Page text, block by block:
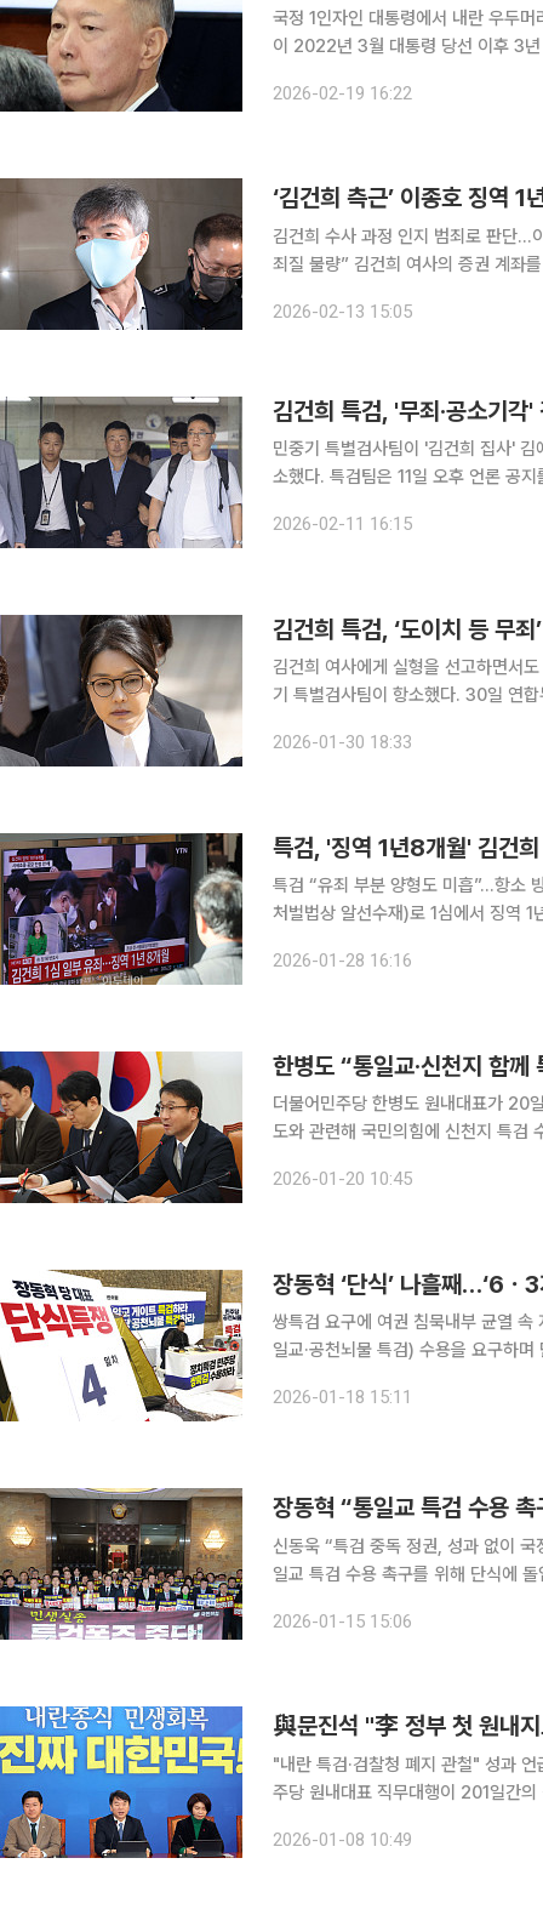
국정 1인자인 대통령에서 내란 우두
이 2022년 3월 대통령 당선 이후 3년 9개월 만에
에도 국정원을 압수수색했고, 이후 수
2026-02-19 16:22
‘김건희 측근’ 이종호 징역
김건희 수사 과정 인지 범죄로 판단…
죄질 불량” 김건희 여사의 증권 계좌를 관리했던 이종호 전 블랙펄인베스트 대표가 재판 청탁 명목
사 과정에서 확보한 증거의 증거능력
2026-02-13 15:05
김건희 특검, '무죄·공소기각
민중기 특별검사팀이 '김건희 집사'
소했다. 특검팀은 11일 오후 언론 공지를 통해 "김 씨의 특정경제범죄가중처벌등에관한법률위반(횡
한 절차 없이 인출해 개인적인 용도로
2026-02-11 16:15
김건희 특검, ‘도이치 등 무죄
김건희 여사에게 실형을 선고하면서
기 특별검사팀이 항소했다. 30일 연합뉴스에 따르면 특검팀은 입장문을 통해 “무죄 부분에 대한 1
2026-01-30 18:33
특검, '징역 1년8개월' 김건
특검 “유죄 부분 양형도 미흡”…항소 방침 김건희 여사가 통일교 관련 금품 수수 혐의(특정
처벌법상 알선수재)로 1심에서 징역
자금법 위반, 알선수재 무죄 부분에
2026-01-28 16:16
한병도 “통일교·신천지 함
더불어민주당 한병도 원내대표가 20
도와 관련해 국민의힘에 신천지 특검 수용을 촉구했다. 한 원내대
합까지 시켰다고 한다"며 "'필라테스'
2026-01-20 10:45
장동혁 ‘단식’ 나흘째…‘6ㆍ
쌍특검 요구에 여권 침묵내부 균열 속 지선
일교·공천뇌물 특검) 수용을 요구하
다. 장 대표는 15일부터 국회 본관 로
2026-01-18 15:11
장동혁 “통일교 특검 수용
신동욱 “특검 중독 정권, 성과 없이 국정 혼란만” 장동혁 국민의힘 대표는
일교 특검 수용 촉구를 위해 단식에 돌입하기로 했다. 장동혁 대표는
도 2차 특검을 꾸역꾸역 밀어붙이는
2026-01-15 15:06
與문진석 "李 정부 첫 원내
"내란 특검·검찰청 폐지 관철" 성과 언급201
주당 원내대표 직무대행이 201일간
2026-01-08 10:49